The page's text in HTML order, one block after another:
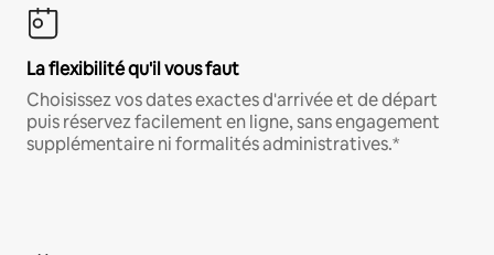
La flexibilité qu'il vous faut
Choisissez vos dates exactes d'arrivée et de départ
puis réservez facilement en ligne, sans engagement
supplémentaire ni formalités administratives.*